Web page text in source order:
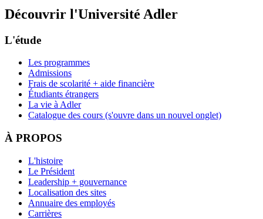
Découvrir l'Université Adler
L'étude
Les programmes
Admissions
Frais de scolarité + aide financière
Étudiants étrangers
La vie à Adler
Catalogue des cours (s'ouvre dans un nouvel onglet)
À PROPOS
L'histoire
Le Président
Leadership + gouvernance
Localisation des sites
Annuaire des employés
Carrières